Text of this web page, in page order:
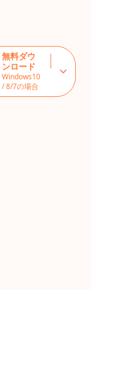
無料ダウ
ンロード
Windows10
/ 8/7の場合